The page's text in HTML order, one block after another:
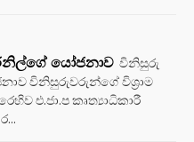
යෝජනාව විනිසුරු
විනිසුරුවරුන්ගේ විශ්‍රාම
එ.ජා.ප කෘත්‍යාධිකාරී